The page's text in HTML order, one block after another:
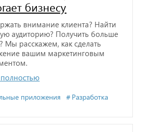
бизнесу
внимание клиента? Найти
аудиторию? Получить больше
Мы расскажем, как сделать
вашим маркетинговым
приложения Разработка